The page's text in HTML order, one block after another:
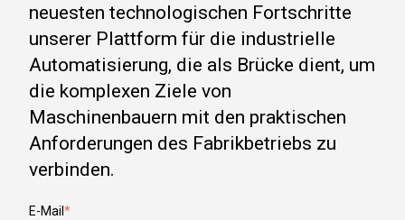
neuesten technologischen Fortschritte
unserer Plattform für die industrielle
Automatisierung, die als Brücke dient, um
die komplexen Ziele von
Maschinenbauern mit den praktischen
Anforderungen des Fabrikbetriebs zu
verbinden.
E-Mail *